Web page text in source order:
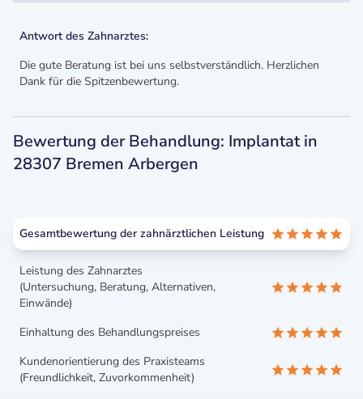
Antwort des Zahnarztes:
Die gute Beratung ist bei uns selbstverständlich. Herzlichen
Dank für die Spitzenbewertung.
Bewertung der Behandlung: Implantat in
28307 Bremen Arbergen
Gesamtbewertung der zahnärztlichen Leistung
Leistung des Zahnarztes
(Untersuchung, Beratung, Alternativen,
Einwände)
Einhaltung des Behandlungspreises
Kundenorientierung des Praxisteams
(Freundlichkeit, Zuvorkommenheit)